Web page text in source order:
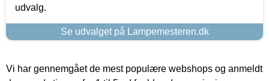
udvalg.
Se udvalget på Lampemesteren.dk
Vi har gennemgået de mest populære webshops og anmeldt